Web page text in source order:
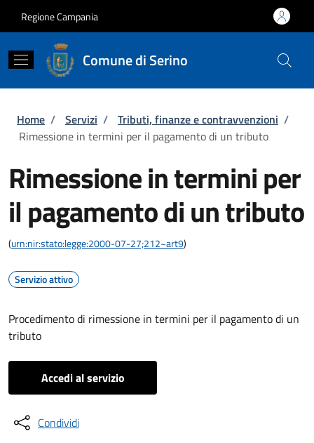
Regione Campania
Comune di Serino
Briciole di pane
Home / Servizi / Tributi, finanze e contravvenzioni /
Rimessione in termini per il pagamento di un tributo
Rimessione in termini per
il pagamento di un tributo
(urn:nir:stato:legge:2000-07-27;212~art9)
Servizio attivo
Procedimento di rimessione in termini per il pagamento di un
tributo
Accedi al servizio
Condividi